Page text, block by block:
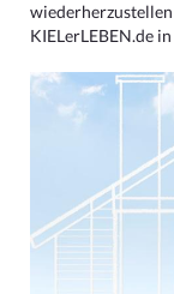
KIELerLEBEN.de